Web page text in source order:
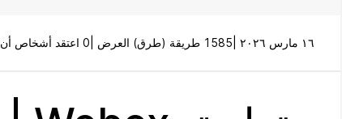
١٦ مارس ٢٠٢٦ | 1585 طريقة (طرق) العرض | 0 اعتقد أشخاص أن هذا كان مفيدًا